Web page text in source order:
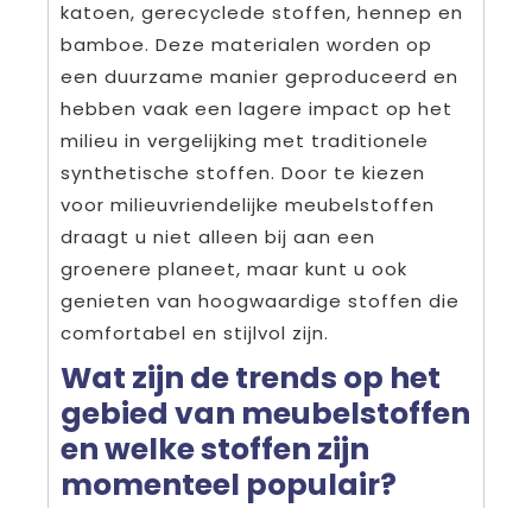
katoen, gerecyclede stoffen, hennep en
bamboe. Deze materialen worden op
een duurzame manier geproduceerd en
hebben vaak een lagere impact op het
milieu in vergelijking met traditionele
synthetische stoffen. Door te kiezen
voor milieuvriendelijke meubelstoffen
draagt u niet alleen bij aan een
groenere planeet, maar kunt u ook
genieten van hoogwaardige stoffen die
comfortabel en stijlvol zijn.
Wat zijn de trends op het
gebied van meubelstoffen
en welke stoffen zijn
momenteel populair?